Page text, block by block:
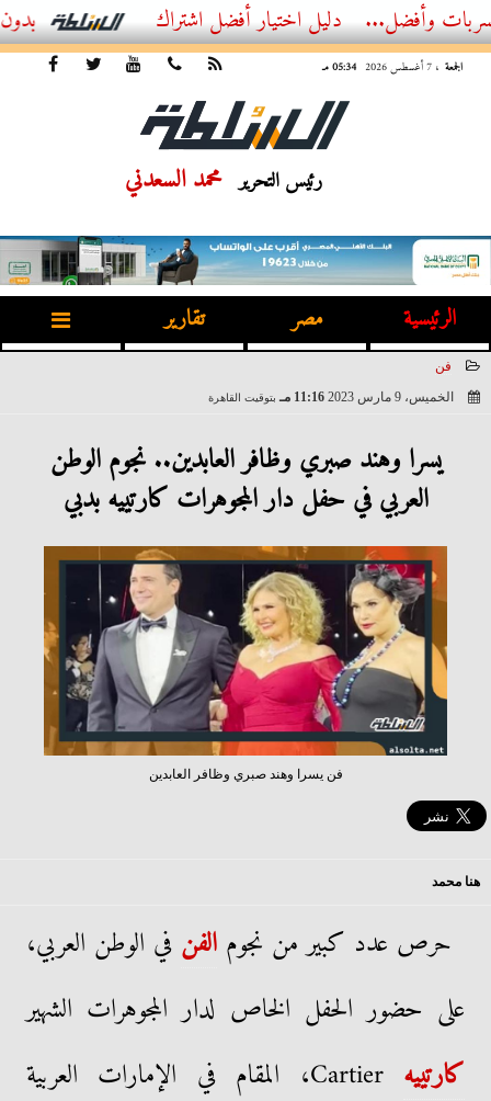
أفضل اشتراك IPTV بدون تقطيع 2026 – دليل المشاهد العصري
الجمعة ، 7 أغسطس 2026 05:34 مـ
رئيس التحرير محمد السعدني
الرئيسية مصر تقارير
فن
الخميس، 9 مارس 2023
11:16 مـ بتوقيت القاهرة
يسرا وهند صبري وظافر العابدين.. نجوم الوطن
العربي في حفل دار المجوهرات كارتييه بدبي
فن يسرا وهند صبري وظافر العابدين
هنا محمد
حرص عدد كبير من نجوم الفن في الوطن العربي،
على حضور الحفل الخاص لدار المجوهرات الشهير
كارتييه
Cartier، المقام في الإمارات العربية